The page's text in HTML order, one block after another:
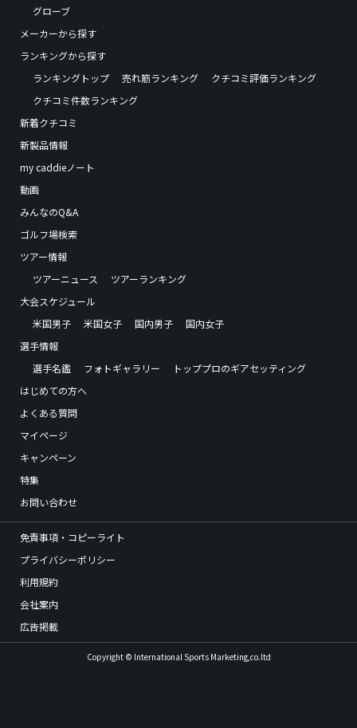
グローブ
メーカーから探す
ランキングから探す
ランキングトップ
売れ筋ランキング
クチコミ評価ランキング
クチコミ件数ランキング
新着クチコミ
新製品情報
my caddieノート
動画
みんなのQ&A
ゴルフ場検索
ツアー情報
ツアーニュース
ツアーランキング
大会スケジュール
米国男子
米国女子 国内男子
国内女子
選手情報
選手名鑑
フォトギャラリー
トッププロのギアセッティング
はじめての方へ
よくある質問
マイページ
キャンペーン
特集
お問い合わせ
免責事項・コピーライト
プライバシーポリシー
利用規約
会社案内
広告掲載
Copyright © International Sports Marketing,co.ltd